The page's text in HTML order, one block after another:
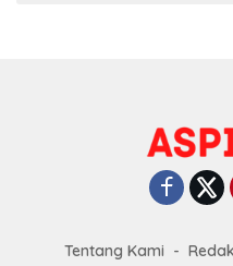
Tentang Kami